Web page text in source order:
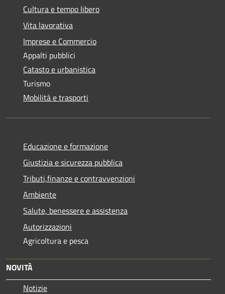
Cultura e tempo libero
Vita lavorativa
Imprese e Commercio
Appalti pubblici
Catasto e urbanistica
Turismo
Mobilità e trasporti
Educazione e formazione
Giustizia e sicurezza pubblica
Tributi,finanze e contravvenzioni
Ambiente
Salute, benessere e assistenza
Autorizzazioni
Agricoltura e pesca
NOVITÀ
Notizie